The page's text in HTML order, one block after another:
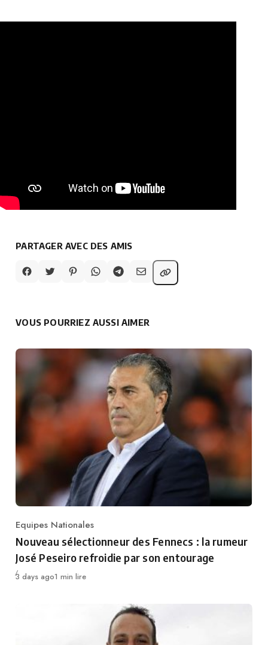
PARTAGER AVEC DES AMIS
VOUS POURRIEZ AUSSI AIMER
Category
Equipes Nationales
Nouveau sélectionneur des Fennecs : la rumeur
José Peseiro refroidie par son entourage
Publié
3 days ago1 min lire